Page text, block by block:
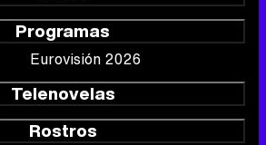
Programas
Eurovisión 2026
Telenovelas
Rostros